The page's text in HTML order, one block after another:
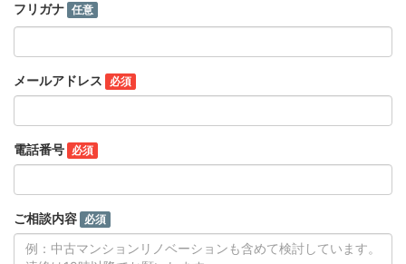
フリガナ 任意
メールアドレス 必須
電話番号 必須
ご相談内容 必須